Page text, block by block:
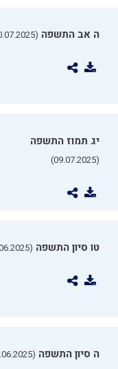
ה אב התשפה (30.07.2025)
יג תמוז התשפה
(09.07.2025)
טו סיון התשפה (11.06.2025)
ה סיון התשפה (01.06.2025)